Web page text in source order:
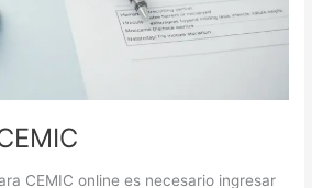
CEMIC online es necesario ingresar